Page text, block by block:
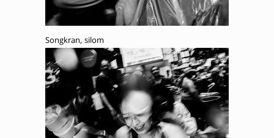
Songkran, silom